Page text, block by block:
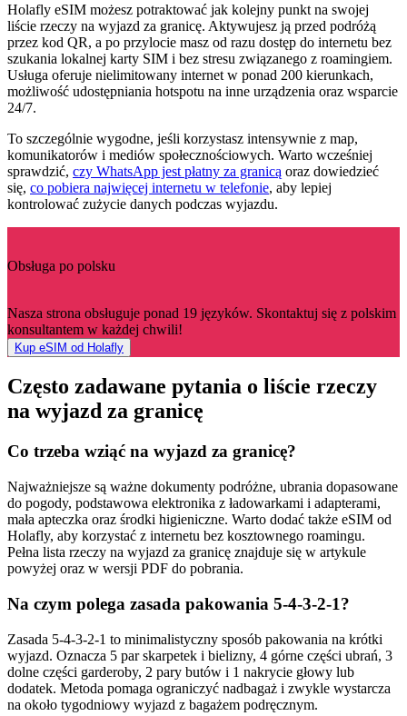
Holafly eSIM możesz potraktować jak kolejny punkt na swojej
liście rzeczy na wyjazd za granicę. Aktywujesz ją przed podróżą
przez kod QR, a po przylocie masz od razu dostęp do internetu bez
szukania lokalnej karty SIM i bez stresu związanego z roamingiem.
Usługa oferuje nielimitowany internet w ponad 200 kierunkach,
możliwość udostępniania hotspotu na inne urządzenia oraz wsparcie
24/7.
To szczególnie wygodne, jeśli korzystasz intensywnie z map,
komunikatorów i mediów społecznościowych. Warto wcześniej
sprawdzić, czy WhatsApp jest płatny za granicą oraz dowiedzieć
się, co pobiera najwięcej internetu w telefonie, aby lepiej
kontrolować zużycie danych podczas wyjazdu.
Obsługa po polsku
Nasza strona obsługuje ponad 19 języków. Skontaktuj się z polskim
konsultantem w każdej chwili!
Kup eSIM od Holafly
Często zadawane pytania o liście rzeczy
na wyjazd za granicę
Co trzeba wziąć na wyjazd za granicę?
Najważniejsze są ważne dokumenty podróżne, ubrania dopasowane
do pogody, podstawowa elektronika z ładowarkami i adapterami,
mała apteczka oraz środki higieniczne. Warto dodać także eSIM od
Holafly, aby korzystać z internetu bez kosztownego roamingu.
Pełna lista rzeczy na wyjazd za granicę znajduje się w artykule
powyżej oraz w wersji PDF do pobrania.
Na czym polega zasada pakowania 5-4-3-2-1?
Zasada 5-4-3-2-1 to minimalistyczny sposób pakowania na krótki
wyjazd. Oznacza 5 par skarpetek i bielizny, 4 górne części ubrań, 3
dolne części garderoby, 2 pary butów i 1 nakrycie głowy lub
dodatek. Metoda pomaga ograniczyć nadbagaż i zwykle wystarcza
na około tygodniowy wyjazd z bagażem podręcznym.